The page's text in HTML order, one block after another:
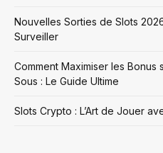
Nouvelles Sorties de Slots
Surveiller
Comment Maximiser les Bonus
Sous : Le Guide Ultime
Slots Crypto : L’Art de Jouer